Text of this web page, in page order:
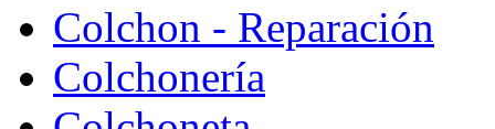
Colchon - Reparación
Colchonería